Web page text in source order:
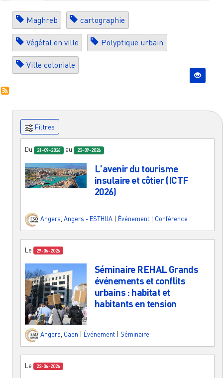
Maghreb cartographie
Végétal en ville Polyptique urbain
Ville coloniale
Filtres
Du 21-09-2026 au 23-09-2026
L'avenir du tourisme
insulaire et côtier (ICTF
2026)
Angers Angers - ESTHUA Événement Conférence
Le 29-06-2026
Séminaire REHAL Grands
événements et conflits
urbains : habitat et
habitants en tension
Angers Caen Événement Séminaire
Le 22-06-2026